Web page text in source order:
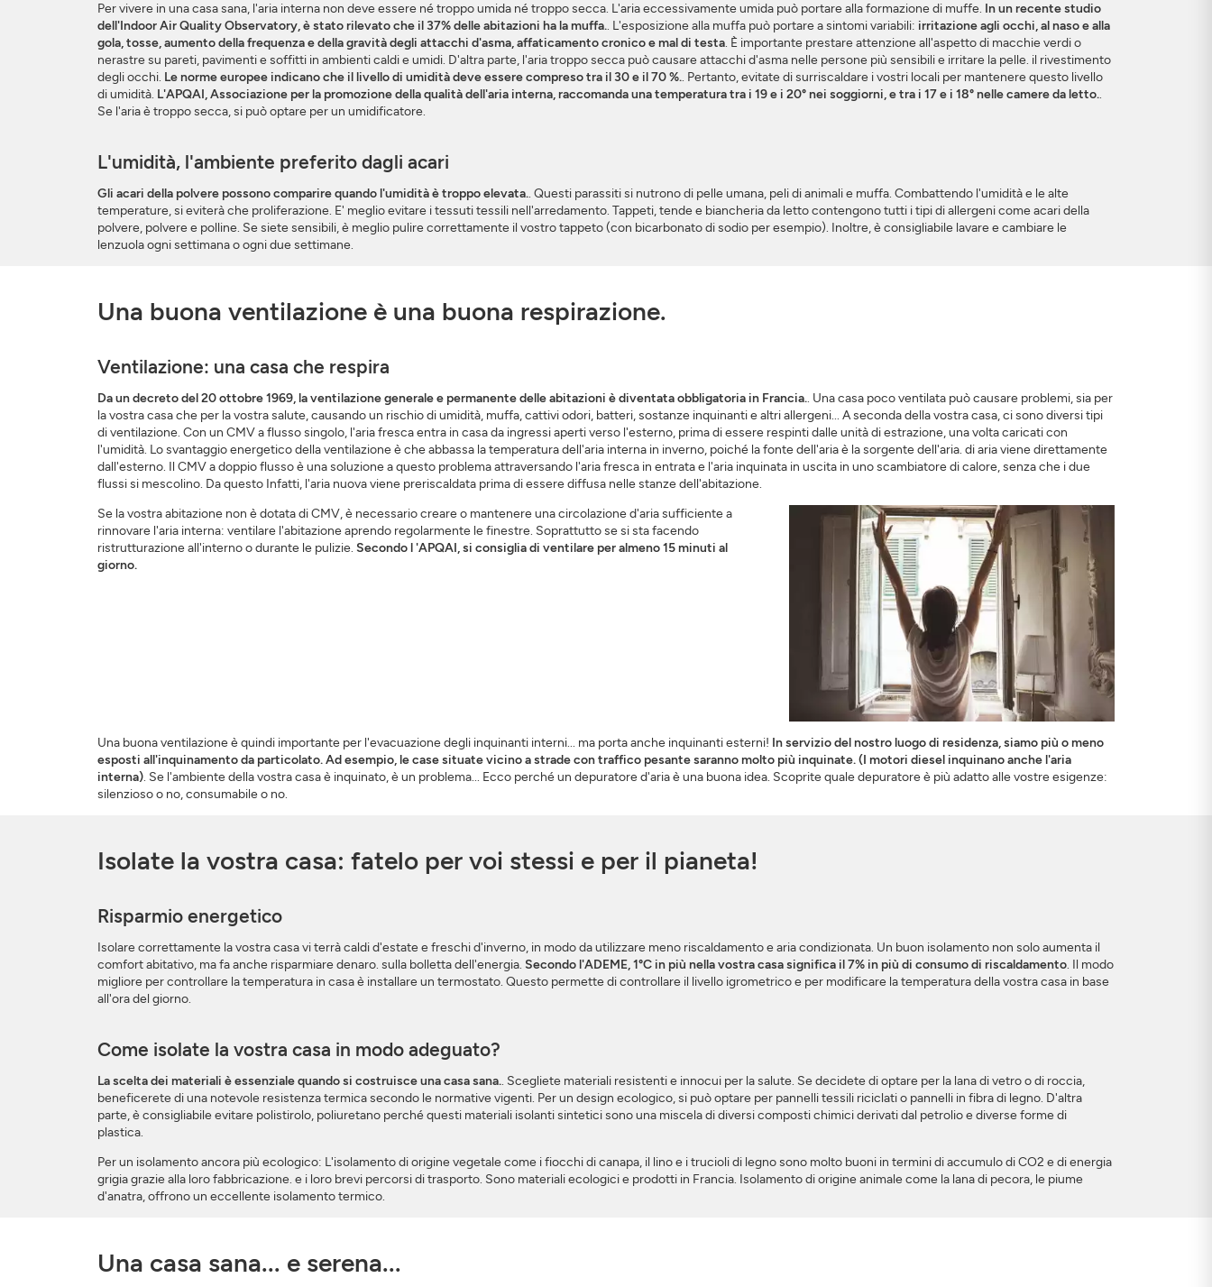
Per vivere in una casa sana, l'aria interna non deve essere né troppo umida né troppo secca. L'aria eccessivamente umida può portare alla formazione di muffe. In un recente studio
dell'Indoor Air Quality Observatory, è stato rilevato che il 37% delle abitazioni ha la muffa.. L'esposizione alla muffa può portare a sintomi variabili: irritazione agli occhi, al naso e alla
gola, tosse, aumento della frequenza e della gravità degli attacchi d'asma, affaticamento cronico e mal di testa. È importante prestare attenzione all'aspetto di macchie verdi o
nerastre su pareti, pavimenti e soffitti in ambienti caldi e umidi. D'altra parte, l'aria troppo secca può causare attacchi d'asma nelle persone più sensibili e irritare la pelle. il rivestimento
degli occhi. Le norme europee indicano che il livello di umidità deve essere compreso tra il 30 e il 70 %.. Pertanto, evitate di surriscaldare i vostri locali per mantenere questo livello
di umidità. L'APQAI, Associazione per la promozione della qualità dell'aria interna, raccomanda una temperatura tra i 19 e i 20° nei soggiorni, e tra i 17 e i 18° nelle camere da letto..
Se l'aria è troppo secca, si può optare per un umidificatore.
L'umidità, l'ambiente preferito dagli acari
Gli acari della polvere possono comparire quando l'umidità è troppo elevata.. Questi parassiti si nutrono di pelle umana, peli di animali e muffa. Combattendo l'umidità e le alte
temperature, si eviterà che proliferazione. E' meglio evitare i tessuti tessili nell'arredamento. Tappeti, tende e biancheria da letto contengono tutti i tipi di allergeni come acari della
polvere, polvere e polline. Se siete sensibili, è meglio pulire correttamente il vostro tappeto (con bicarbonato di sodio per esempio). Inoltre, è consigliabile lavare e cambiare le
lenzuola ogni settimana o ogni due settimane.
Una buona ventilazione è una buona respirazione.
Ventilazione: una casa che respira
Da un decreto del 20 ottobre 1969, la ventilazione generale e permanente delle abitazioni è diventata obbligatoria in Francia.. Una casa poco ventilata può causare problemi, sia per
la vostra casa che per la vostra salute, causando un rischio di umidità, muffa, cattivi odori, batteri, sostanze inquinanti e altri allergeni... A seconda della vostra casa, ci sono diversi tipi
di ventilazione. Con un CMV a flusso singolo, l'aria fresca entra in casa da ingressi aperti verso l'esterno, prima di essere respinti dalle unità di estrazione, una volta caricati con
l'umidità. Lo svantaggio energetico della ventilazione è che abbassa la temperatura dell'aria interna in inverno, poiché la fonte dell'aria è la sorgente dell'aria. di aria viene direttamente
dall'esterno. Il CMV a doppio flusso è una soluzione a questo problema attraversando l'aria fresca in entrata e l'aria inquinata in uscita in uno scambiatore di calore, senza che i due
flussi si mescolino. Da questo Infatti, l'aria nuova viene preriscaldata prima di essere diffusa nelle stanze dell'abitazione.
Se la vostra abitazione non è dotata di CMV, è necessario creare o mantenere una circolazione d'aria sufficiente a
rinnovare l'aria interna: ventilare l'abitazione aprendo regolarmente le finestre. Soprattutto se si sta facendo
ristrutturazione all'interno o durante le pulizie. Secondo l 'APQAI, si consiglia di ventilare per almeno 15 minuti al
giorno.
Una buona ventilazione è quindi importante per l'evacuazione degli inquinanti interni... ma porta anche inquinanti esterni! In servizio del nostro luogo di residenza, siamo più o meno
esposti all'inquinamento da particolato. Ad esempio, le case situate vicino a strade con traffico pesante saranno molto più inquinate. (I motori diesel inquinano anche l'aria
interna). Se l'ambiente della vostra casa è inquinato, è un problema... Ecco perché un depuratore d'aria è una buona idea. Scoprite quale depuratore è più adatto alle vostre esigenze:
silenzioso o no, consumabile o no.
Isolate la vostra casa: fatelo per voi stessi e per il pianeta!
Risparmio energetico
Isolare correttamente la vostra casa vi terrà caldi d'estate e freschi d'inverno, in modo da utilizzare meno riscaldamento e aria condizionata. Un buon isolamento non solo aumenta il
comfort abitativo, ma fa anche risparmiare denaro. sulla bolletta dell'energia. Secondo l'ADEME, 1°C in più nella vostra casa significa il 7% in più di consumo di riscaldamento. Il modo
migliore per controllare la temperatura in casa è installare un termostato. Questo permette di controllare il livello igrometrico e per modificare la temperatura della vostra casa in base
all'ora del giorno.
Come isolate la vostra casa in modo adeguato?
La scelta dei materiali è essenziale quando si costruisce una casa sana.. Scegliete materiali resistenti e innocui per la salute. Se decidete di optare per la lana di vetro o di roccia,
beneficerete di una notevole resistenza termica secondo le normative vigenti. Per un design ecologico, si può optare per pannelli tessili riciclati o pannelli in fibra di legno. D'altra
parte, è consigliabile evitare polistirolo, poliuretano perché questi materiali isolanti sintetici sono una miscela di diversi composti chimici derivati dal petrolio e diverse forme di
plastica.
Per un isolamento ancora più ecologico: L'isolamento di origine vegetale come i fiocchi di canapa, il lino e i trucioli di legno sono molto buoni in termini di accumulo di CO2 e di energia
grigia grazie alla loro fabbricazione. e i loro brevi percorsi di trasporto. Sono materiali ecologici e prodotti in Francia. Isolamento di origine animale come la lana di pecora, le piume
d'anatra, offrono un eccellente isolamento termico.
Una casa sana... e serena...